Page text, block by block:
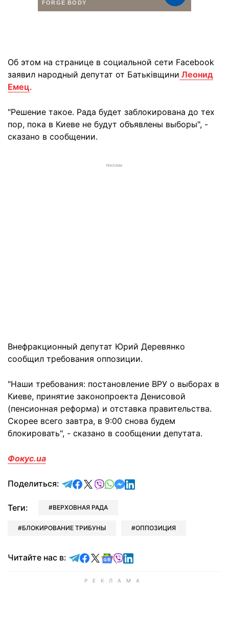
Об этом на странице в социальной сети Facebook
заявил народный депутат от Батьківщини Леонид
Емец.
"Решение такое. Рада будет заблокирована до тех
пор, пока в Киеве не будут объявлены выборы", -
сказано в сообщении.
РЕКЛАМА
Внефракционный депутат Юрий Деревянко
сообщил требования оппозиции.
"Наши требования: постановление ВРУ о выборах в
Киеве, принятие законопроекта Денисовой
(пенсионная реформа) и отставка правительства.
Скорее всего завтра, в 9:00 снова будем
блокировать", - сказано в сообщении депутата.
Фокус.ua
Поделиться: отправить в Telegram
поделиться в Facebook
поделиться в X
отправить в Viber
отправить в Whatsapp
отправить в Messenger
отправить в LinkedIn
Теги: ВЕРХОВНАЯ РАДА
БЛОКИРОВАНИЕ ТРИБУНЫ ОППОЗИЦИЯ
Читайте нас в: Читайте в Telegram
Читайте в Facebook
Читайте в X
Читайте в Google news
Читайте в Viber
Читайте в LinkedIn